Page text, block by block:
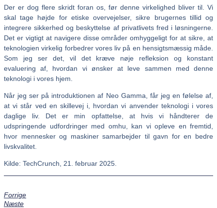
Der er dog flere skridt foran os, før denne virkelighed bliver til. Vi
skal tage højde for etiske overvejelser, sikre brugernes tillid og
integrere sikkerhed og beskyttelse af privatlivets fred i løsningerne.
Det er vigtigt at navigere disse områder omhyggeligt for at sikre, at
teknologien virkelig forbedrer vores liv på en hensigtsmæssig måde.
Som jeg ser det, vil det kræve nøje refleksion og konstant
evaluering af, hvordan vi ønsker at leve sammen med denne
teknologi i vores hjem.
Når jeg ser på introduktionen af Neo Gamma, får jeg en følelse af,
at vi står ved en skillevej i, hvordan vi anvender teknologi i vores
daglige liv. Det er min opfattelse, at hvis vi håndterer de
udspringende udfordringer med omhu, kan vi opleve en fremtid,
hvor mennesker og maskiner samarbejder til gavn for en bedre
livskvalitet.
Kilde: TechCrunch, 21. februar 2025.
Forrige
Næste